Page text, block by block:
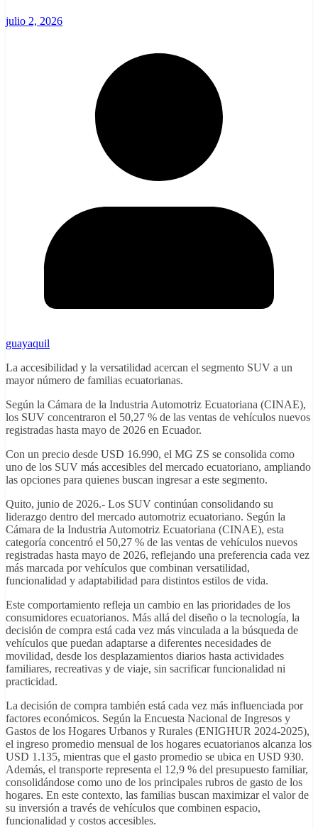
julio 2, 2026
guayaquil
La accesibilidad y la versatilidad acercan el segmento SUV a un
mayor número de familias ecuatorianas.
Según la Cámara de la Industria Automotriz Ecuatoriana (CINAE),
los SUV concentraron el 50,27 % de las ventas de vehículos nuevos
registradas hasta mayo de 2026 en Ecuador.
Con un precio desde USD 16.990, el MG ZS se consolida como
uno de los SUV más accesibles del mercado ecuatoriano, ampliando
las opciones para quienes buscan ingresar a este segmento.
Quito, junio de 2026.- Los SUV continúan consolidando su
liderazgo dentro del mercado automotriz ecuatoriano. Según la
Cámara de la Industria Automotriz Ecuatoriana (CINAE), esta
categoría concentró el 50,27 % de las ventas de vehículos nuevos
registradas hasta mayo de 2026, reflejando una preferencia cada vez
más marcada por vehículos que combinan versatilidad,
funcionalidad y adaptabilidad para distintos estilos de vida.
Este comportamiento refleja un cambio en las prioridades de los
consumidores ecuatorianos. Más allá del diseño o la tecnología, la
decisión de compra está cada vez más vinculada a la búsqueda de
vehículos que puedan adaptarse a diferentes necesidades de
movilidad, desde los desplazamientos diarios hasta actividades
familiares, recreativas y de viaje, sin sacrificar funcionalidad ni
practicidad.
La decisión de compra también está cada vez más influenciada por
factores económicos. Según la Encuesta Nacional de Ingresos y
Gastos de los Hogares Urbanos y Rurales (ENIGHUR 2024-2025),
el ingreso promedio mensual de los hogares ecuatorianos alcanza los
USD 1.135, mientras que el gasto promedio se ubica en USD 930.
Además, el transporte representa el 12,9 % del presupuesto familiar,
consolidándose como uno de los principales rubros de gasto de los
hogares. En este contexto, las familias buscan maximizar el valor de
su inversión a través de vehículos que combinen espacio,
funcionalidad y costos accesibles.